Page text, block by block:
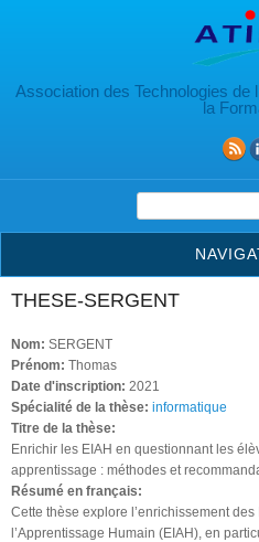
Association des Technologies de
la
Formulaire de
THESE-SERGENT
Nom: SERGENT
Prénom: Thomas
Date d'inscription: 2021
Spécialité de la thèse: informatique
Titre de la thèse:
Enrichir les EIAH en questionnant les
apprentissage : méthodes et
Résumé en français:
Cette thèse explore l’enrichissement
l’Apprentissage Humain (EIAH), en